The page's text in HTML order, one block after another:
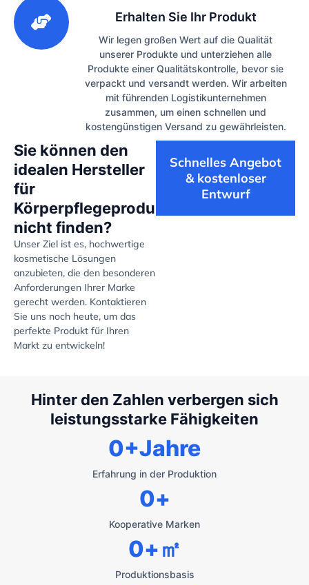
Erhalten Sie Ihr Produkt
Wir legen großen Wert auf die Qualität
unserer Produkte und unterziehen alle
Produkte einer Qualitätskontrolle, bevor sie
verpackt und versandt werden. Wir arbeiten
mit führenden Logistikunternehmen
zusammen, um einen schnellen und
kostengünstigen Versand zu gewährleisten.
Sie können den
idealen Hersteller
für
Körperpflegeprodukte
nicht finden?
Unser Ziel ist es, hochwertige
kosmetische Lösungen
anzubieten, die den besonderen
Anforderungen Ihrer Marke
gerecht werden. Kontaktieren
Sie uns noch heute, um das
perfekte Produkt für Ihren
Markt zu entwickeln!
Schnelles Angebot
& kostenloser
Entwurf
Hinter den Zahlen verbergen sich
leistungsstarke Fähigkeiten
Erfahrung in der Produktion
0+Jahre
Kooperative Marken
0+
Produktionsbasis
0+㎡